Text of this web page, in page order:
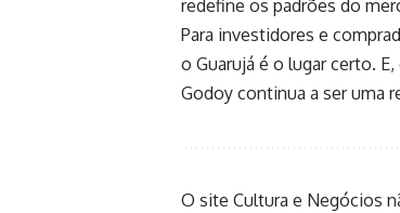
redefine os padrões do
Para investidores e
o Guarujá é o lugar certo.
Godoy continua a ser uma
O site Cultura e Negócios